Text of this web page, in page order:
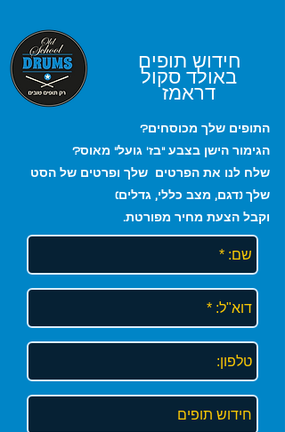
חידוש תופים
באולד סקול
דראמז
התופים שלך מכוסחים?
הגימור הישן בצבע "בז' גועל" מאוס?
שלח לנו את הפרטים שלך ופרטים של הסט
שלך (דגם, מצב כללי, גדלים)
וקבל הצעת מחיר מפורטת.